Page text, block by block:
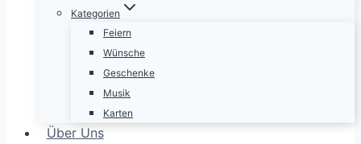
Kategorien
Feiern
Wünsche
Geschenke
Musik
Karten
Über Uns